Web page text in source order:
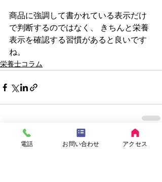
商品に強調して書かれている表示だけ
で判断するのではなく、 きちんと栄養
表示を確認する習慣があると良いです
ね。
栄養士コラム
最新記事 すべて表示
電話 お問い合わせ アクセス